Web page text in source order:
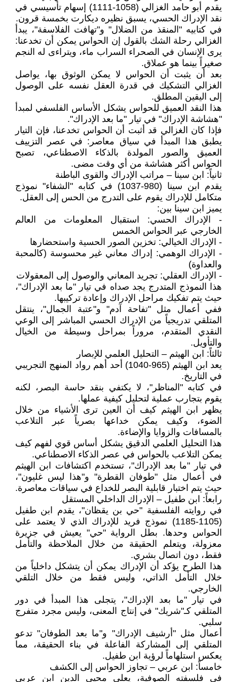
يقدم أبو حامد الغزالي (1058-1111) إسهام تأسيسي في
نقد الإدراك الحسي، يسبق نظيره ديكارت بخمسة قرون.
في كتابيه "المنقذ من الضلال" و"تهافت الفلاسفة"، يبدأ
الغزالي رحلة الشك بالقول إن الحواس يمكن أن تخدعنا:
يرى الإنسان في الصحراء السراب ماء، ويتراءى له النجم
صغيراً بينما هو عملاق.
بعد أن يثبت أن الحواس لا يمكن الوثوق بها، يواصل
الغزالي التشكيك في قدرة العقل نفسه على الوصول
إلى اليقين المطلق.
هذا النقد العميق للحواس يشكل الأساس الفلسفي لمبدأ
"هشاشة الإدراك" في تيار "ما بعد الإدراك".
فإذا كان الغزالي قد أثبت أن الحواس تخدعنا، فإن التيار
يطبق هذا المبدأ في سياق معاصر: في عصر التزييف
العميق والصور المولدة بالذكاء الاصطناعي، تصبح
الحواس أكثر هشاشة من أي وقت مضى.
ثانياً: ابن سينا – مراتب الإدراك والقوى الباطنة
يقدم ابن سينا (980-1037) في كتابه "الشفاء" نموذج
متكامل للإدراك يقوم على التدرج من الحس إلى العقل.
يميز ابن سينا بين:
- الإدراك الحسي: استقبال المعلومات من العالم
الخارجي عبر الحواس الخمس
- الإدراك الخيالي: تخزين الصور الحسية واستحضارها
- الإدراك الوهمي: إدراك معاني غير محسوسة (كالمحبة
والعداوة)
- الإدراك العقلي: تجريد المعاني والوصول إلى المعقولات
هذا النموذج المتدرج يجد صداه في تيار "ما بعد الإدراك"،
حيث يتم تفكيك مراحل الإدراك وإعادة تركيبها.
ففي أعمال مثل "تفاحة آدم" و"عتبة الجمال"، ينتقل
المتلقي تدريجياً من الإدراك الحسي المباشر إلى الوعي
النقدي المتقدم، مروراً بمراحل وسيطة من الخيال
والتأويل.
ثالثاً: ابن الهيثم – التحليل العلمي للإبصار
يعد ابن الهيثم (965-1040) أحد أهم رواد المنهج التجريبي
في التاريخ.
في كتابه "المناظر"، لا يكتفي بنقد حاسة البصر، لكنه
يقوم بتجارب عملية لتحليل كيفية عملها.
يظهر ابن الهيثم كيف أن العين ترى الأشياء من خلال
الضوء، وكيف يمكن خداعها بصرياً عبر التلاعب
بالمسافات والزوايا والإضاءة.
هذا التحليل العلمي الدقيق يشكل أساس قوي لفهم كيف
يمكن التلاعب بالحواس في عصر الذكاء الاصطناعي.
في تيار "ما بعد الإدراك"، تستخدم اكتشافات ابن الهيثم
في أعمال مثل "طوفان القطرة" و"هذا ليس غليون"،
حيث يتم اختبار قابلية البصر للخداع في سياقات معاصرة.
رابعاً: ابن طفيل – الإدراك الداخلي المستقل
في روايته الفلسفية "حي بن يقظان"، يقدم ابن طفيل
(1105-1185) نموذج فريد للإدراك الذي لا يعتمد على
الحواس وحدها. بطل الرواية "حي" يعيش في جزيرة
معزولة، ويتعلم الحقيقة من خلال الملاحظة والتأمل
فقط، دون اتصال بشري.
هذا الطرح يؤكد أن الإدراك يمكن أن يتشكل داخلياً من
خلال التأمل الذاتي، وليس فقط من خلال التلقي
الخارجي.
في تيار "ما بعد الإدراك"، يتجلى هذا المبدأ في دور
المتلقي كـ"شريك" في إنتاج المعنى، وليس مجرد متفرج
سلبي.
أعمال مثل "أرشيف الإدراك" و"ما بعد الطوفان" تدعو
المتلقي إلى المشاركة الفاعلة في بناء الحقيقة، مما
يعكس استلهاماً لرؤية ابن طفيل.
خامساً: ابن عربي – تجاوز الحواس إلى الكشف
في فلسفته الصوفية، يعلي محيي الدين ابن عربي